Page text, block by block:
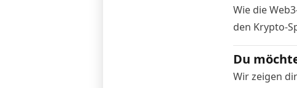
Wie die
den Krypto-
Du
Wir zeigen